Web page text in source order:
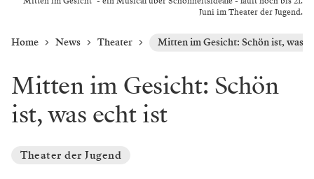
Juni im Theater der Jugend.
Home News Theater Mitten im Gesicht: Schön ist, was
Mitten im Gesicht: Schön
ist, was echt ist
Theater der Jugend